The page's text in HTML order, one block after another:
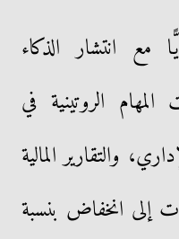
مع انتشار الذكاء
الروتينية في
والتقارير المالية
إلى انخفاض بنسبة